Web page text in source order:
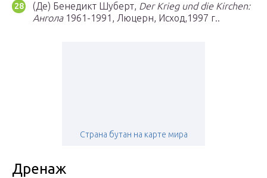
(Де) Бенедикт Шуберт, Der Krieg und die Kirchen:
Ангола1961-1991, Люцерн, Исход,1997 г..
Страна бутан на карте мира
Дренаж